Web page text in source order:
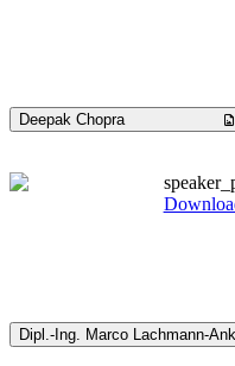
Deepak Chopra
Dipl.-Ing. Marco Lachmann-